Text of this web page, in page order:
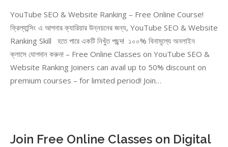
YouTube SEO & Website Ranking – Free Online Course!
ফ্রিল্যান্সিং এ আপনার ক্যারিয়ার উন্নয়নের জন্য, YouTube SEO & Website
Ranking Skill হতে পারে একটি নিখুঁত পছন্দ! ১০০% বিনামূল্যে অনলাইন
ক্লাসে যোগদান করুন! – Free Online Classes on YouTube SEO &
Website Ranking Joiners can avail up to 50% discount on
premium courses – for limited period! Join…
Join Free Online Classes on Digital